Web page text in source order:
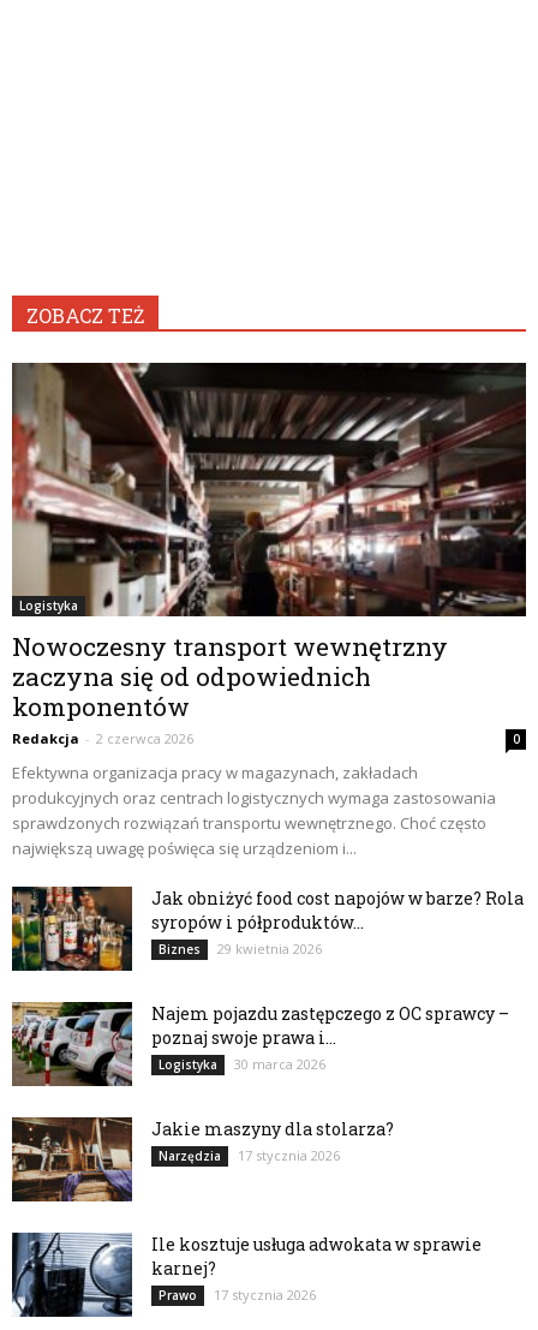
ZOBACZ TEŻ
Logistyka
Nowoczesny transport wewnętrzny
zaczyna się od odpowiednich
komponentów
Redakcja - 2 czerwca 2026 0
Efektywna organizacja pracy w magazynach, zakładach
produkcyjnych oraz centrach logistycznych wymaga zastosowania
sprawdzonych rozwiązań transportu wewnętrznego. Choć często
największą uwagę poświęca się urządzeniom i...
Jak obniżyć food cost napojów w barze? Rola
syropów i półproduktów...
Biznes 29 kwietnia 2026
Najem pojazdu zastępczego z OC sprawcy –
poznaj swoje prawa i...
Logistyka 30 marca 2026
Jakie maszyny dla stolarza?
Narzędzia 17 stycznia 2026
Ile kosztuje usługa adwokata w sprawie
karnej?
Prawo 17 stycznia 2026